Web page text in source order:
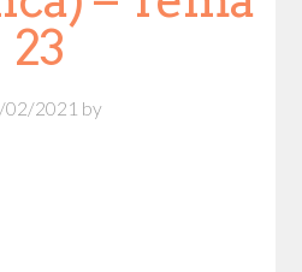
23
02/2021 by